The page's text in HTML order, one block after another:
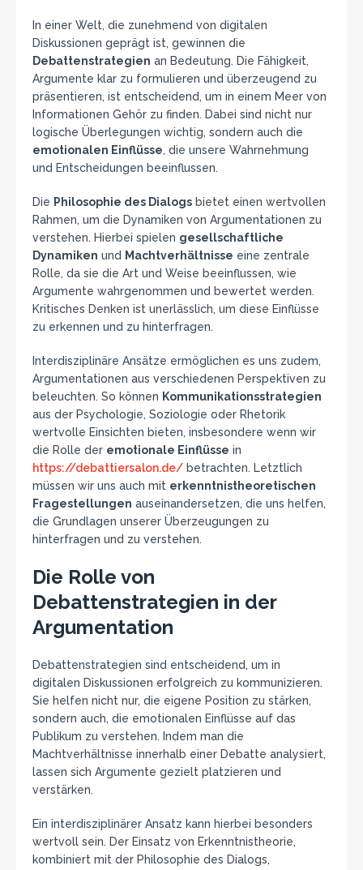
In einer Welt, die zunehmend von digitalen
Diskussionen geprägt ist, gewinnen die
Debattenstrategien an Bedeutung. Die Fähigkeit,
Argumente klar zu formulieren und überzeugend zu
präsentieren, ist entscheidend, um in einem Meer von
Informationen Gehör zu finden. Dabei sind nicht nur
logische Überlegungen wichtig, sondern auch die
emotionalen Einflüsse, die unsere Wahrnehmung
und Entscheidungen beeinflussen.
Die Philosophie des Dialogs bietet einen wertvollen
Rahmen, um die Dynamiken von Argumentationen zu
verstehen. Hierbei spielen gesellschaftliche
Dynamiken und Machtverhältnisse eine zentrale
Rolle, da sie die Art und Weise beeinflussen, wie
Argumente wahrgenommen und bewertet werden.
Kritisches Denken ist unerlässlich, um diese Einflüsse
zu erkennen und zu hinterfragen.
Interdisziplinäre Ansätze ermöglichen es uns zudem,
Argumentationen aus verschiedenen Perspektiven zu
beleuchten. So können Kommunikationsstrategien
aus der Psychologie, Soziologie oder Rhetorik
wertvolle Einsichten bieten, insbesondere wenn wir
die Rolle der emotionale Einflüsse in
https://debattiersalon.de/ betrachten. Letztlich
müssen wir uns auch mit erkenntnistheoretischen
Fragestellungen auseinandersetzen, die uns helfen,
die Grundlagen unserer Überzeugungen zu
hinterfragen und zu verstehen.
Die Rolle von
Debattenstrategien in der
Argumentation
Debattenstrategien sind entscheidend, um in
digitalen Diskussionen erfolgreich zu kommunizieren.
Sie helfen nicht nur, die eigene Position zu stärken,
sondern auch, die emotionalen Einflüsse auf das
Publikum zu verstehen. Indem man die
Machtverhältnisse innerhalb einer Debatte analysiert,
lassen sich Argumente gezielt platzieren und
verstärken.
Ein interdisziplinärer Ansatz kann hierbei besonders
wertvoll sein. Der Einsatz von Erkenntnistheorie,
kombiniert mit der Philosophie des Dialogs,